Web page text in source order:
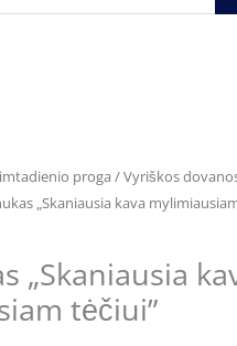
proga /Vyriškos
„Skaniausia kava
„Skaniausia
tėčiui”